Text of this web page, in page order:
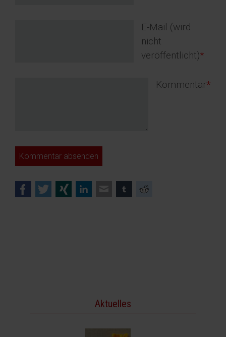
Pflichtfeld
E-Mail (wird
nicht
veröffentlicht)*
Pflichtfeld
Kommentar*
Kommentar absenden
FacebookTwitterXing LinkedInE-mail tumblr
Aktuelles